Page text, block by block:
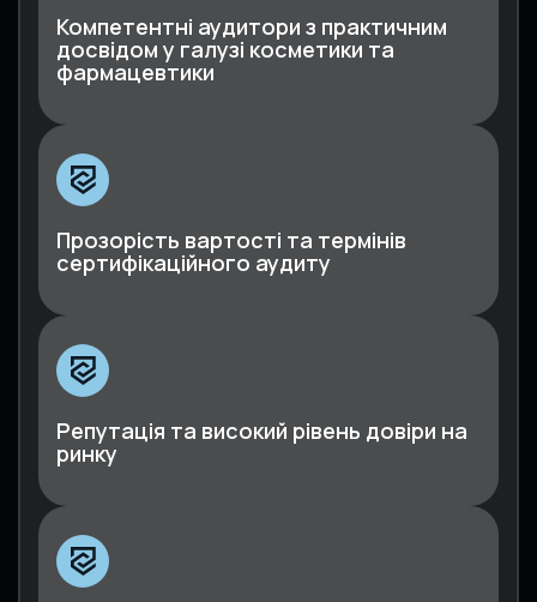
Компетентні аудитори з практичним
досвідом у галузі косметики та
фармацевтики
Прозорість вартості та термінів
сертифікаційного аудиту
Репутація та високий рівень довіри на
ринку